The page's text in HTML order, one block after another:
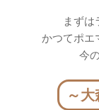
まずは
かつてポエ
今
～